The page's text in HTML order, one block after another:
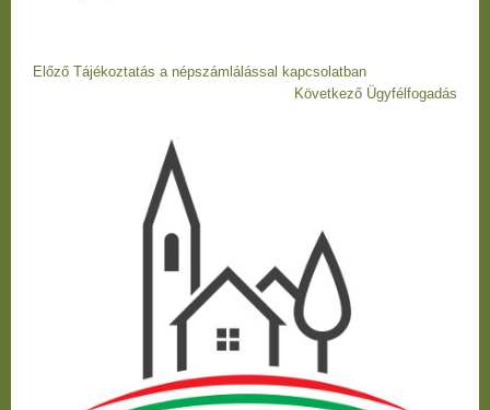
Bejegyzés
Előző Előző
Tájékoztatás a népszámlálással kapcsolatban
Következő Következő
Ügyfélfogadás